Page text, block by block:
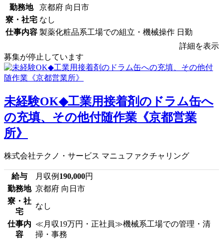
勤務地
京都府 向日市
寮・社宅 なし
仕事内容 製薬化粧品系工場での組立・機械操作 日勤
詳細を表示
募集が停止しています
未経験OK◆工業用接着剤のドラム缶へ
の充填、その他付随作業《京都営業
所》
株式会社テクノ・サービス マニュファクチャリング
給与 月収例 190,000円
勤務地 京都府 向日市
寮・社
宅
なし
仕事内
容
≪月収19万円・正社員≫機械系工場での管理・清
掃・事務